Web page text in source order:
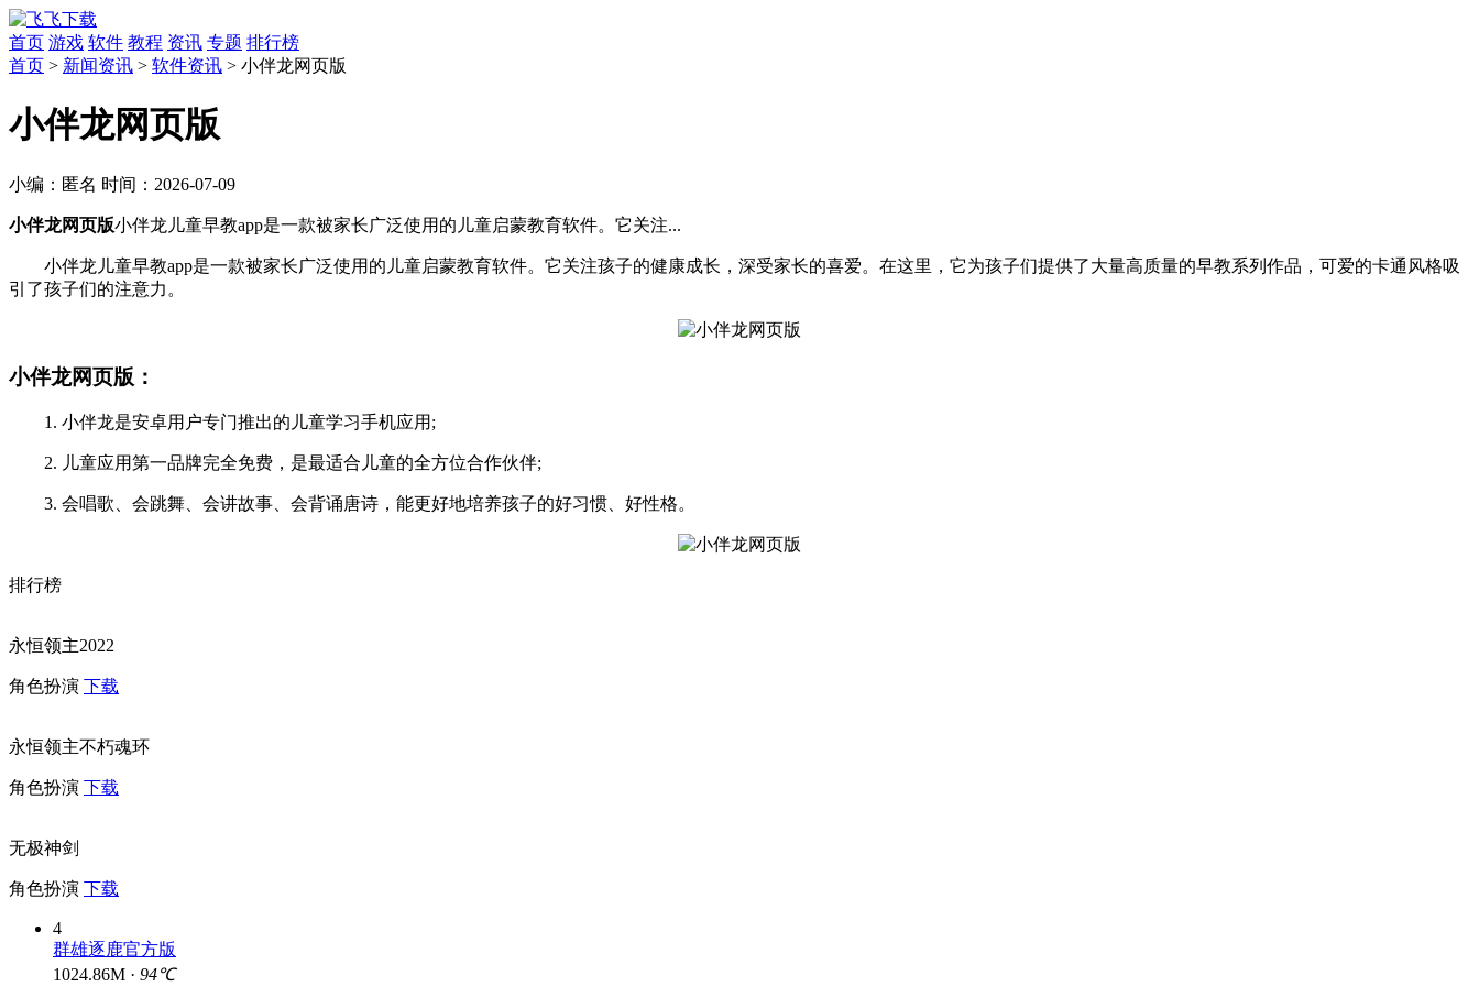
首页 游戏 软件 教程 资讯 专题 排行榜
首页 > 新闻资讯 > 软件资讯 > 小伴龙网页版
小伴龙网页版
小编： 匿名 时间： 2026-07-09
小伴龙网页版小伴龙儿童早教app是一款被家长广泛使用的儿童启蒙教育软件。它关注...
小伴龙儿童早教app是一款被家长广泛使用的儿童启蒙教育软件。它关注孩子的健康成长，深受家长的喜爱。在这里，它为孩子们提供了大量高质量的早教系列作品，可爱的卡通风格吸
引了孩子们的注意力。
小伴龙网页版：
1. 小伴龙是安卓用户专门推出的儿童学习手机应用;
2. 儿童应用第一品牌完全免费，是最适合儿童的全方位合作伙伴;
3. 会唱歌、会跳舞、会讲故事、会背诵唐诗，能更好地培养孩子的好习惯、好性格。
排行榜
永恒领主2022
角色扮演 下载
永恒领主不朽魂环
角色扮演 下载
无极神剑
角色扮演 下载
4
群雄逐鹿官方版
1024.86M · 94℃